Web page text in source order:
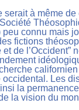
serait à même
connu mais
fictions
de
Les
la
la vision du